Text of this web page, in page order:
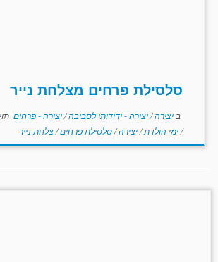
סלסילת פרחים מצלחת נייר
ב יצירה/יצירה - ידידותי לסביבה/יצירה - פרחים
/ימי הולדת/יצירה/סלסילת פרחים/צלחת נייר